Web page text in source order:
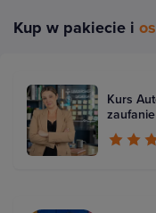
Kup w pakiecie i
Kurs